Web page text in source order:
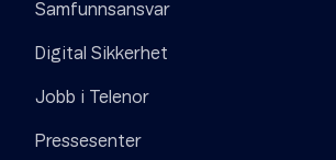
Samfunnsansvar
Digital Sikkerhet
Jobb i Telenor
Pressesenter